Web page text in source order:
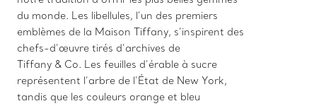
du monde. Les libellules, l’un des premiers
emblèmes de la Maison Tiffany, s’inspirent des
chefs-d’œuvre tirés d’archives de
Tiffany & Co. Les feuilles d’érable à sucre
représentent l’arbre de l’État de New York,
tandis que les couleurs orange et bleu